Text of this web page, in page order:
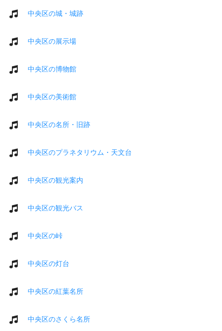
中央区の城・城跡
中央区の展示場
中央区の博物館
中央区の美術館
中央区の名所・旧跡
中央区のプラネタリウム・天文台
中央区の観光案内
中央区の観光バス
中央区の峠
中央区の灯台
中央区の紅葉名所
中央区のさくら名所